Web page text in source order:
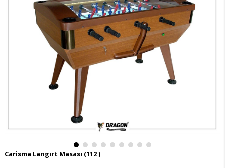
Carisma Langırt Masası (112 )